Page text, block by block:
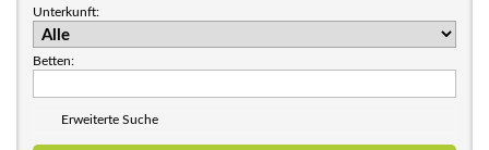
Unterkunft:
Betten:
Erweiterte Suche